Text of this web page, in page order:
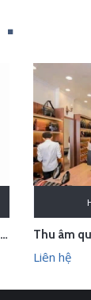
Chụp ảnh profile cho khách hàng Zamil Steel
Liên hệ